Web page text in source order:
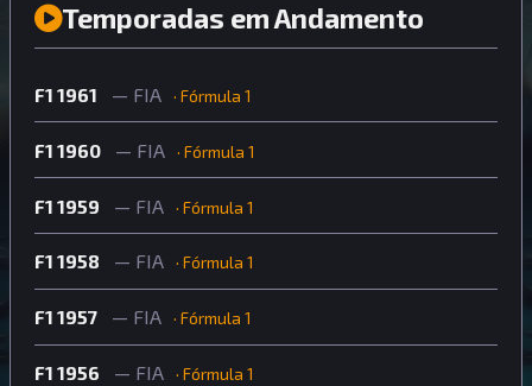
Temporadas em Andamento
F1 1961 — FIA · Fórmula 1
F1 1960 — FIA · Fórmula 1
F1 1959 — FIA · Fórmula 1
F1 1958 — FIA · Fórmula 1
F1 1957 — FIA · Fórmula 1
F1 1956 — FIA · Fórmula 1